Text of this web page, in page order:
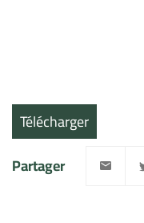
Télécharger
Partager